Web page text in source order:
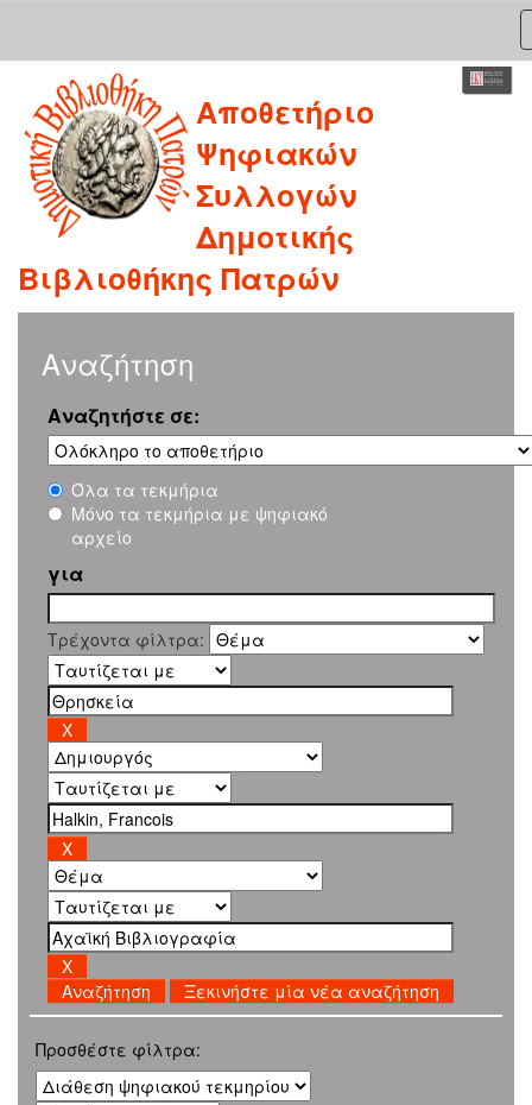
navigation
Αποθετήριο
Ψηφιακών
Συλλογών
Δημοτικής
Βιβλιοθήκης Πατρών
Αναζήτηση
Αναζητήστε σε:
Όλα τα τεκμήρια
Μόνο τα τεκμήρια με ψηφιακό
αρχείο
για
Τρέχοντα φίλτρα:
Ξεκινήστε μία νέα αναζήτηση
Προσθέστε φίλτρα: